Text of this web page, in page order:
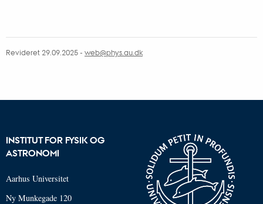
Revideret 29.09.2025- web@phys.au.dk
INSTITUT FOR FYSIK OG
ASTRONOMI
Aarhus Universitet
Ny Munkegade 120